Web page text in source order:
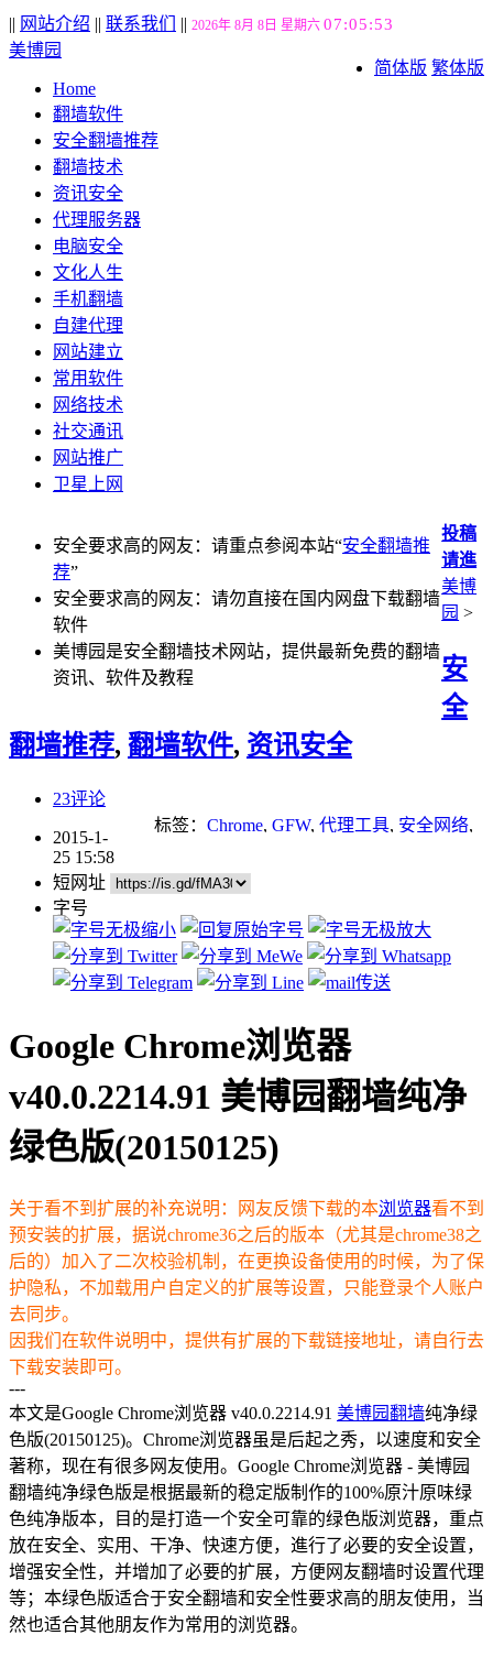
|| 网站介绍 || 联系我们 || 2026年 8月 8日 星期六 07:05:54
简体版 繁体版
美博园
Home
翻墙软件
安全翻墙推荐
翻墙技术
资讯安全
代理服务器
电脑安全
文化人生
手机翻墙
自建代理
网站建立
常用软件
网络技术
社交通讯
网站推广
卫星上网
安全要求高的网友：请重点参阅本站“安全翻墙推
荐”
安全要求高的网友：请勿直接在国内网盘下载翻墙
软件
美博园是安全翻墙技术网站，提供最新免费的翻墙
资讯、软件及教程
投稿
请進
美博
园 >
安
全
翻墙推荐, 翻墙软件, 资讯安全
23评论
标签： Chrome, GFW, 代理工具, 安全网络,
2015-1-
25 15:58
短网址
字号
Google Chrome浏览器
v40.0.2214.91 美博园翻墙纯净
绿色版(20150125)
关于看不到扩展的补充说明：网友反馈下载的本浏览器看不到
预安装的扩展，据说chrome36之后的版本（尤其是chrome38之
后的）加入了二次校验机制，在更换设备使用的时候，为了保
护隐私，不加载用户自定义的扩展等设置，只能登录个人账户
去同步。
因我们在软件说明中，提供有扩展的下载链接地址，请自行去
下载安装即可。
---
本文是Google Chrome浏览器 v40.0.2214.91 美博园翻墙纯净绿
色版(20150125)。Chrome浏览器虽是后起之秀，以速度和安全
著称，现在有很多网友使用。Google Chrome浏览器 - 美博园
翻墙纯净绿色版是根据最新的稳定版制作的100%原汁原味绿
色纯净版本，目的是打造一个安全可靠的绿色版浏览器，重点
放在安全、实用、干净、快速方便，進行了必要的安全设置，
增强安全性，并增加了必要的扩展，方便网友翻墙时设置代理
等；本绿色版适合于安全翻墙和安全性要求高的朋友使用，当
然也适合其他朋友作为常用的浏览器。